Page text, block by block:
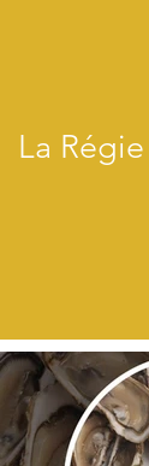
La